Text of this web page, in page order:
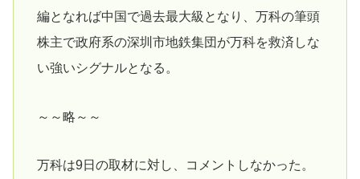
編となれば中国で過去最大級となり、万科の筆頭
株主で政府系の深圳市地鉄集団が万科を救済しな
い強いシグナルとなる。
～～略～～
万科は9日の取材に対し、コメントしなかった。